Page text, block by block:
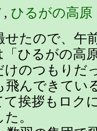
, ひるがの高原
たので、午
ひるがの高
のつもりだ
んできてい
挨拶もロク
。